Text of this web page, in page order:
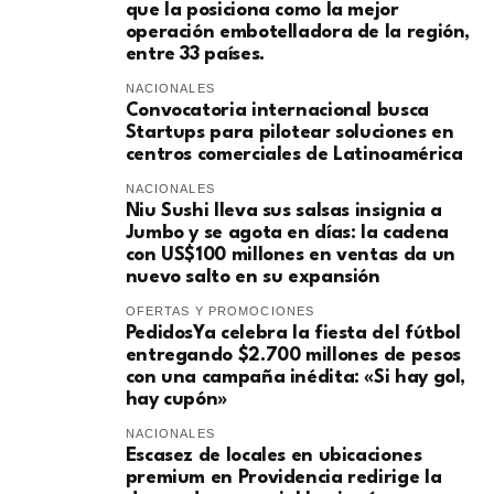
que la posiciona como la mejor
operación embotelladora de la región,
entre 33 países.
NACIONALES
Convocatoria internacional busca
Startups para pilotear soluciones en
centros comerciales de Latinoamérica
NACIONALES
Niu Sushi lleva sus salsas insignia a
Jumbo y se agota en días: la cadena
con US$100 millones en ventas da un
nuevo salto en su expansión
OFERTAS Y PROMOCIONES
PedidosYa celebra la fiesta del fútbol
entregando $2.700 millones de pesos
con una campaña inédita: «Si hay gol,
hay cupón»
NACIONALES
Escasez de locales en ubicaciones
premium en Providencia redirige la